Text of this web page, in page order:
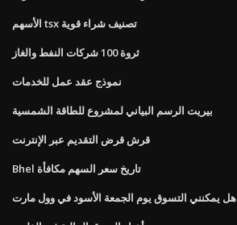
الأسهم tsx تصنيف شراء قوية
ثروة 100 شركات النفط والغاز
نموذج عقد عمل للخدمات
بيريت الرسم البياني لمشروع للطاقة الشمسية
قرش قرض التقديم عبر الإنترنت
Bhel تاريخ سعر السهم مكافأة
هل يمكنني التسوق يوم الجمعة الأسود في وول مارت